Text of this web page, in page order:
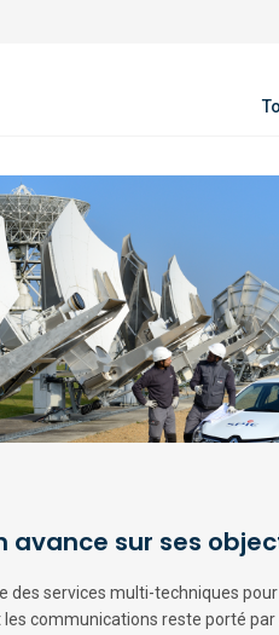
avance sur ses
des services multi-techniques
les communications reste porté